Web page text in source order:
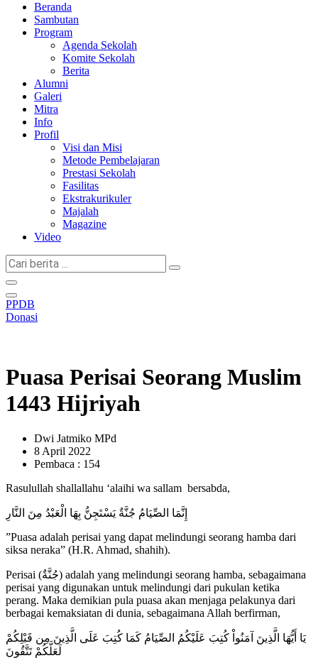
Beranda
Sambutan
Program
Agenda Sekolah
Komite Sekolah
Berita
Alumni
Galeri
Mitra
Info
Profil
Visi dan Misi
Metode Pembelajaran
Prestasi Sekolah
Fasilitas
Ekstrakurikuler
Majalah
Magazine
Video
Cari
berita
...
PPDB
Donasi
Puasa Perisai Seorang Muslim
1443 Hijriyah
Dwi Jatmiko MPd
8 April 2022
Pembaca : 154
Rasulullah shallallahu ‘alaihi wa sallam bersabda,
إِنَّمَا الصِّيَامُ جُنَّةٌ يَسْتَجِنُّ بِهَا الْعَبْدُ مِنَ النَّارِ
”Puasa adalah perisai yang dapat melindungi seorang hamba dari
siksa neraka” (H.R. Ahmad, shahih).
Perisai (جُنَّةٌ) adalah yang melindungi seorang hamba, sebagaimana
perisai yang digunakan untuk melindungi dari pukulan ketika
perang. Maka demikian pula puasa akan menjaga pelakunya dari
berbagai kemaksiatan di dunia, sebagaimana Allah berfirman,
يَا أَيُّهَا الَّذِينَ آمَنُواْ كُتِبَ عَلَيْكُمُ الصِّيَامُ كَمَا كُتِبَ عَلَى الَّذِينَ مِن قَبْلِكُمْ
لَعَلَّكُمْ تَتَّقُونَ